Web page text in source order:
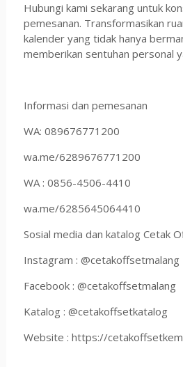
Hubungi kami sekarang untuk
pemesanan. Transformasikan
kalender yang tidak hanya
memberikan sentuhan personal
Informasi dan pemesanan
WA: 089676771200
wa.me/6289676771200
WA : 0856-4506-4410
wa.me/6285645064410
Sosial media dan katalog Cetak
Instagram : @cetakoffsetmalang
Facebook : @cetakoffsetmalang
Katalog : @cetakoffsetkatalog
Website : https://